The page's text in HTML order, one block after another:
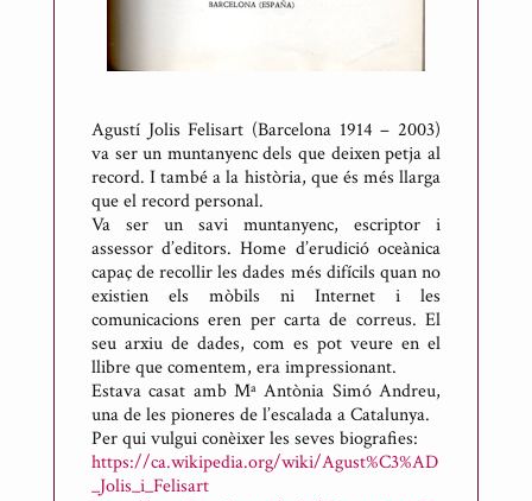
Agustí Jolis Felisart (Barcelona 1914 – 2003)
va ser un muntanyenc dels que deixen petja al
record. I també a la història, que és més llarga
que el record personal.
Va ser un savi muntanyenc, escriptor i
assessor d’editors. Home d’erudició oceànica
capaç de recollir les dades més difícils quan no
existien els mòbils ni Internet i les
comunicacions eren per carta de correus. El
seu arxiu de dades, com es pot veure en el
llibre que comentem, era impressionant.
Estava casat amb Mª Antònia Simó Andreu,
una de les pioneres de l’escalada a Catalunya.
Per qui vulgui conèixer les seves biografies:
https://ca.wikipedia.org/wiki/Agust%C3%AD
_Jolis_i_Felisart